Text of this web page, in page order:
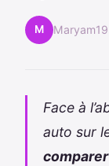
M Maryam
Face à
auto sur